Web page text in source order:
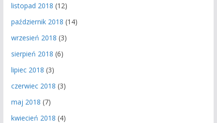
listopad 2018 (12)
październik 2018 (14)
wrzesień 2018 (3)
sierpień 2018 (6)
lipiec 2018 (3)
czerwiec 2018 (3)
maj 2018 (7)
kwiecień 2018 (4)